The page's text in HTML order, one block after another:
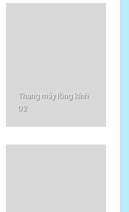
Thang máy lồng kính
02